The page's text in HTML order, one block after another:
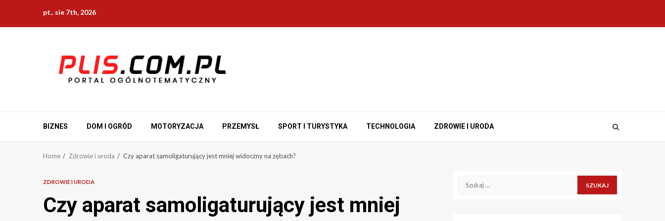
content
pt.. sie 7th, 2026
BIZNES DOM I OGRÓD MOTORYZACJA PRZEMYSŁ SPORT I TURYSTYKA TECHNOLOGIA ZDROWIE I URODA
Home Zdrowie i uroda Czy aparat samoligaturujący jest mniej widoczny na zębach?
ZDROWIE I URODA
Czy aparat samoligaturujący jest mniej
Szukaj: